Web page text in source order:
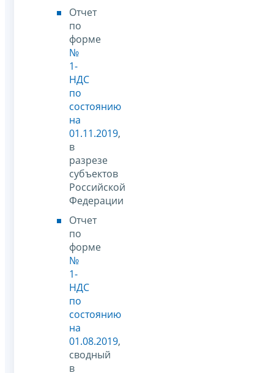
Отчет
по
форме
№
1-
НДС
по
состоянию
на
01.11.2019,
в
разрезе
субъектов
Российской
Федерации
Отчет
по
форме
№
1-
НДС
по
состоянию
на
01.08.2019,
сводный
в